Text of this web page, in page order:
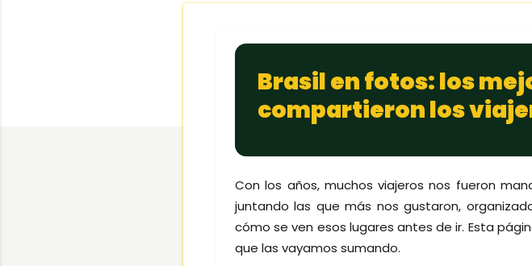
Brasil en fotos: los
compartieron los
Con los años, muchos viajeros nos fueron
juntando las que más nos gustaron,
cómo se ven esos lugares antes de ir. Esta
que las vayamos sumando.